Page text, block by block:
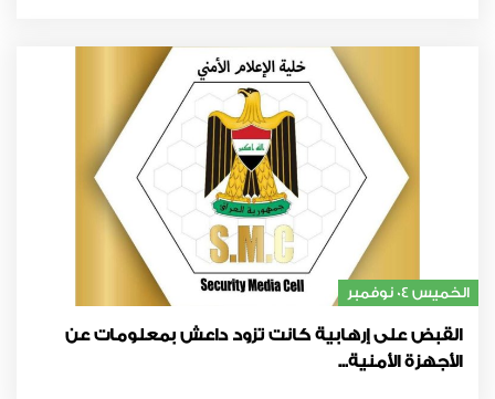
الخميس 04 نوفمبر
القبض على إرهابية كانت تزود داعش بمعلومات عن
الأجهزة الأمنية...